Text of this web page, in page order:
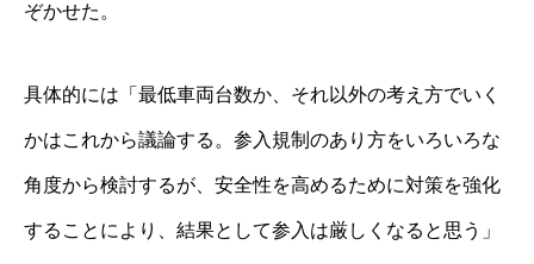
ぞかせた。
具体的には「最低車両台数か、それ以外の考え方でいく
かはこれから議論する。参入規制のあり方をいろいろな
角度から検討するが、安全性を高めるために対策を強化
することにより、結果として参入は厳しくなると思う」